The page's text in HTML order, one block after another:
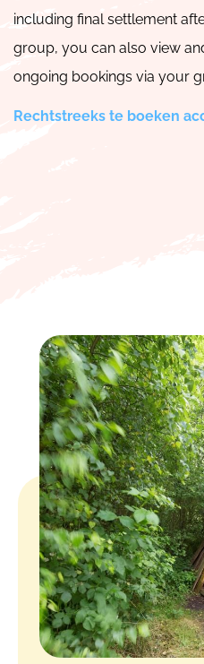
including final settlement
group, you can also view
ongoing bookings via your
Rechtstreeks te boeken